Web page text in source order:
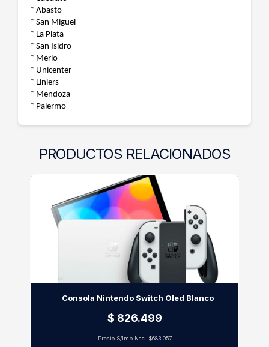
* Abasto
* San Miguel
* La Plata
* San Isidro
* Merlo
* Unicenter
* Liniers
* Mendoza
* Palermo
PRODUCTOS RELACIONADOS
Consola Nintendo Switch Oled Blanco
$ 826.499
Precio S/Imp.Nac. $683.057